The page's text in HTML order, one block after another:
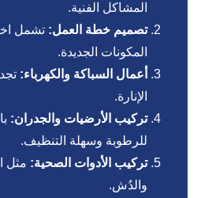
المشاكل الفنية.
تصميم خطة العمل: تشمل
المكونات الجديدة.
أعمال السباكة والكهرباء:
الإنارة.
تركيب الأرضيات والجدران:
للرطوبة وسهلة التنظيف.
تركيب الأدوات الصحية: مثل
والدُش.